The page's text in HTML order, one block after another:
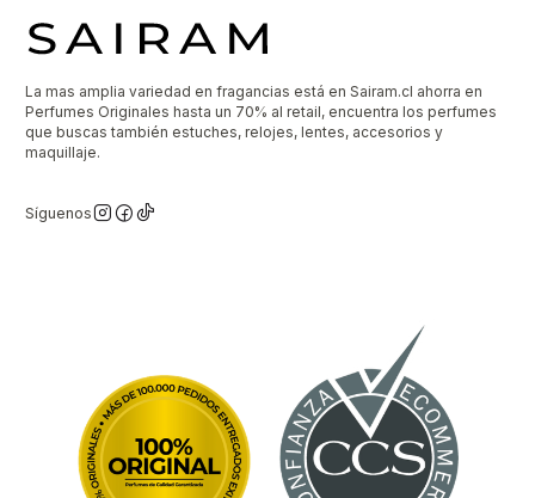
La mas amplia variedad en fragancias está en Sairam.cl ahorra en
Perfumes Originales hasta un 70% al retail, encuentra los perfumes
que buscas también estuches, relojes, lentes, accesorios y
maquillaje.
Síguenos